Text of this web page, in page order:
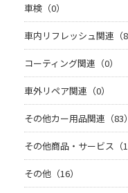
車検（0）
車内リフレッシュ関連（8
コーティング関連（0）
車外リペア関連（0）
その他カー用品関連（83）
その他商品・サービス（
その他（16）